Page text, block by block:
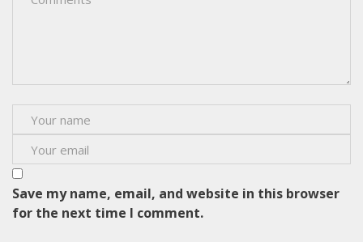
Save my name, email, and website in this browser
for the next time I comment.